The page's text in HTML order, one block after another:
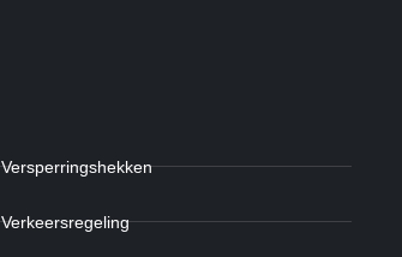
Versperringshekken
Verkeersregeling